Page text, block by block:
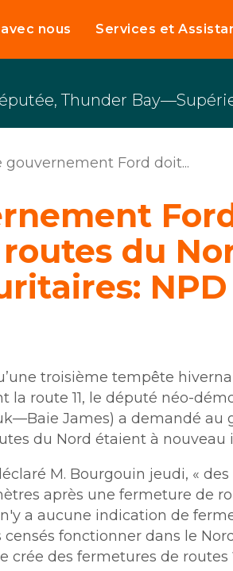
nous Services et
Thunder
gouvernement Ford doit...
du
NPD
troisième tempête
la route 11, le député néo-
James) a demandé au
du Nord étaient à nouveau
M. Bourgouin jeudi, «
après une fermeture de
n'y a aucune indication de
fonctionner dans le
crée des fermetures de routes